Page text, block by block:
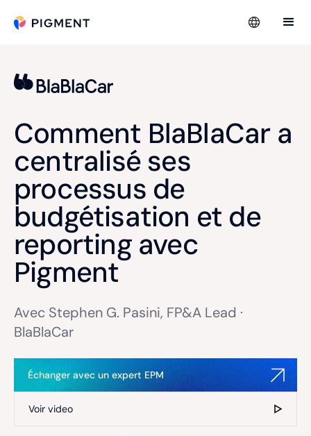
Comment BlaBlaCar a
centralisé ses
processus de
budgétisation et de
reporting avec
Pigment
Avec Stephen G. Pasini, FP&A Lead ·
BlaBlaCar
Échanger avec un expert EPM
Voir video